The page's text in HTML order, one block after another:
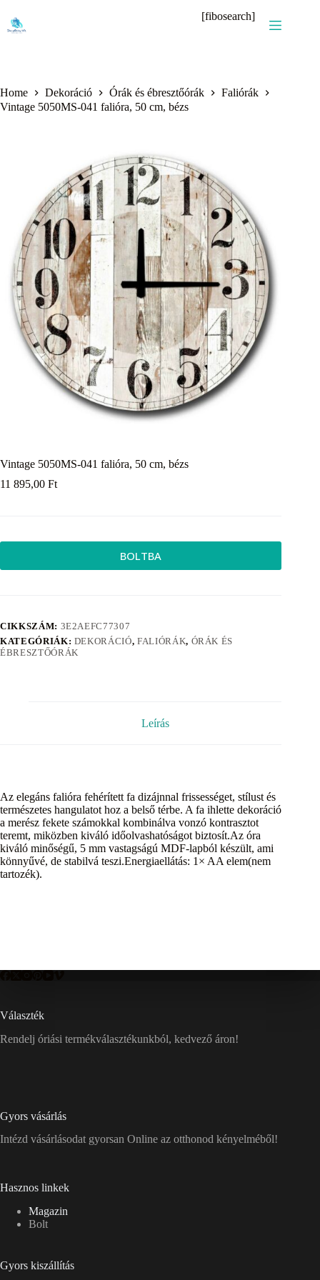
content
[fibosearch]
Home Dekoráció Órák és ébresztőórák
Faliórák
Vintage 5050MS-041 falióra, 50 cm, bézs
Vintage 5050MS-041 falióra, 50 cm, bézs
11 895,00 Ft
BOLTBA
CIKKSZÁM: 3E2AEFC77307
KATEGÓRIÁK: DEKORÁCIÓ, FALIÓRÁK, ÓRÁK ÉS
ÉBRESZTŐÓRÁK
Leírás
Az elegáns falióra fehérített fa dizájnnal frissességet, stílust és
természetes hangulatot hoz a belső térbe. A fa ihlette dekoráció
a merész fekete számokkal kombinálva vonzó kontrasztot
teremt, miközben kiváló időolvashatóságot biztosít.Az óra
kiváló minőségű, 5 mm vastagságú MDF-lapból készült, ami
könnyűvé, de stabilvá teszi.Energiaellátás: 1× AA elem(nem
tartozék).
Választék
Rendelj óriási termékválasztékunkból, kedvező áron!
Gyors vásárlás
Intézd vásárlásodat gyorsan Online az otthonod kényelméből!
Hasznos linkek
Magazin
Bolt
Gyors kiszállítás